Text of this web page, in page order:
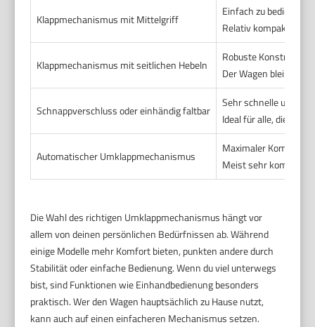
Klappmechanismus mit Mittelgriff
Einfach zu bedienen,
Relativ kompakte
Klappmechanismus mit seitlichen Hebeln
Robuste Konstruktion
Der Wagen bleibt gut
Schnappverschluss oder einhändig faltbar
Sehr schnelle und
Ideal für alle, die
Automatischer Umklappmechanismus
Maximaler Komfort
Meist sehr kompakt
Die Wahl des richtigen Umklappmechanismus hängt vor
allem von deinen persönlichen Bedürfnissen ab. Während
einige Modelle mehr Komfort bieten, punkten andere durch
Stabilität oder einfache Bedienung. Wenn du viel unterwegs
bist, sind Funktionen wie Einhandbedienung besonders
praktisch. Wer den Wagen hauptsächlich zu Hause nutzt,
kann auch auf einen einfacheren Mechanismus setzen.